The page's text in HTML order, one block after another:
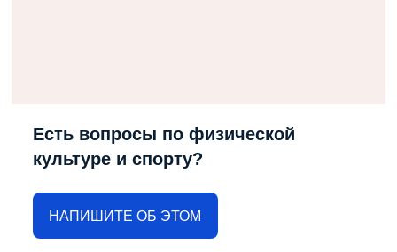
Есть вопросы по физической
культуре и спорту?
НАПИШИТЕ ОБ ЭТОМ